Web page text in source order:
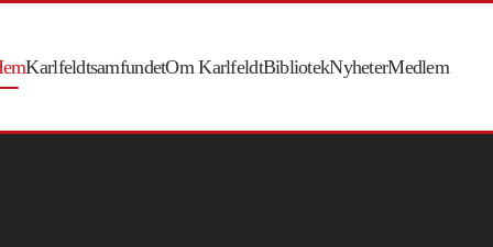
KarlfeldtsamfundetOm KarlfeldtBibliotekNyheterMedlem